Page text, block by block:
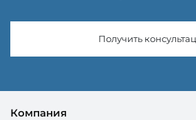
Получить
Компания